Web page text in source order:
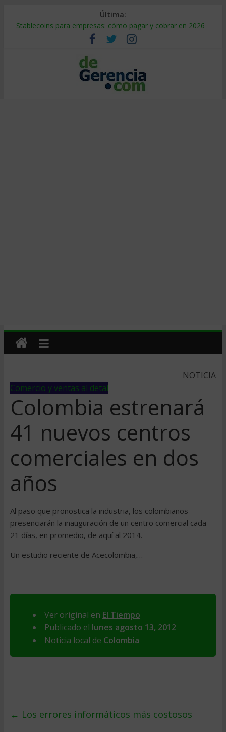
Última:
Stablecoins para empresas: cómo pagar y cobrar en 2026
Despido silencioso: qué es y por qué sale tan caro
IA en selección de personal: cómo auditarla a tiempo
Trabajo forzoso en la cadena de suministro: qué hacer
Mercado hispano de EE. UU.: cómo segmentarlo y venderle
NOTICIA
Comercio y ventas al detal
Colombia estrenará
41 nuevos centros
comerciales en dos
años
Al paso que pronostica la industria, los colombianos
presenciarán la inauguración de un centro comercial cada
21 días, en promedio, de aquí al 2014.
Un estudio reciente de Acecolombia,…
Ver original en El Tiempo
Publicado el lunes agosto 13, 2012
Noticia local de Colombia
← Los errores informáticos más costosos